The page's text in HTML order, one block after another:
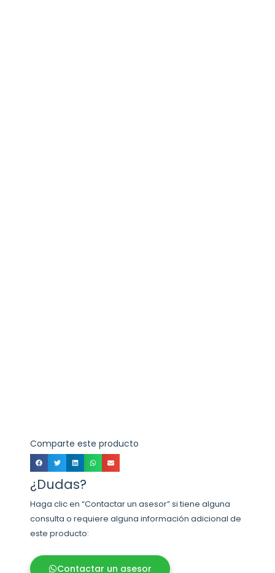
Comparte este producto
¿Dudas?
Haga clic en “Contactar un asesor” si tiene alguna
consulta o requiere alguna información adicional de
este producto:
Contactar un asesor